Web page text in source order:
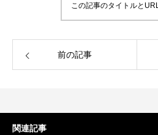
この記事のタイトルと
前の記事
関連記事